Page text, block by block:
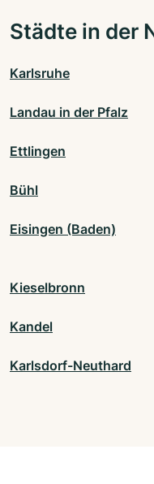
Städte in der
Karlsruhe
Landau in der Pfalz
Ettlingen
Bühl
Eisingen (Baden)
Kieselbronn
Kandel
Karlsdorf-Neuthard